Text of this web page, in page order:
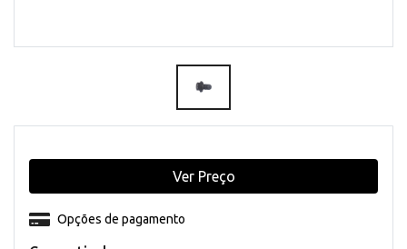
Opções de pagamento
Ver Preço